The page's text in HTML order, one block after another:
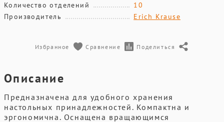
Количество отделений
10
Производитель
Erich Krause
Избранное Сравнение Поделиться
Описание
Предназначена для удобного хранения
настольных принадлежностей. Компактна и
эргономична. Оснащена вращающимся